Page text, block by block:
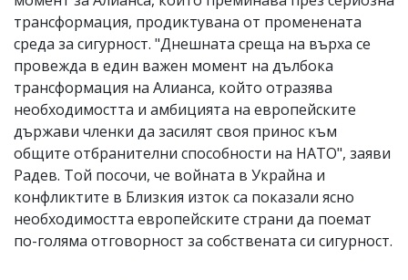
трансформация, продиктувана от променената
среда за сигурност. "Днешната среща на върха се
провежда в един важен момент на дълбока
трансформация на Алианса, който отразява
необходимостта и амбицията на европейските
държави членки да засилят своя принос към
общите отбранителни способности на НАТО", заяви
Радев. Той посочи, че войната в Украйна и
конфликтите в Близкия изток са показали ясно
необходимостта европейските страни да поемат
по-голяма отговорност за собствената си сигурност.